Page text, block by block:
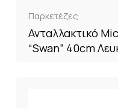
Παρκετέζες
Ανταλλακτικό
“Swan” 40cm